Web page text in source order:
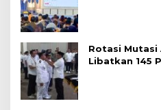
Rotasi Mutasi
Libatkan 145